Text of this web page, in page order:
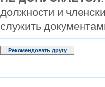
должности и
служить
Рекомендовать другу